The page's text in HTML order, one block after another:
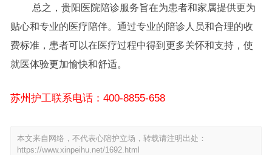
总之，贵阳医院陪诊服务旨在为患者和家属提供更为
贴心和专业的医疗陪伴。通过专业的陪诊人员和合理的收
费标准，患者可以在医疗过程中得到更多关怀和支持，使
就医体验更加愉快和舒适。
苏州护工联系电话：400-8855-658
本文来自网络，不代表心陪护立场，转载请注明出处：
https://www.xinpeihu.net/1692.html